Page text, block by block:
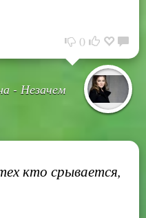
0
- Незачем
кто срывается,